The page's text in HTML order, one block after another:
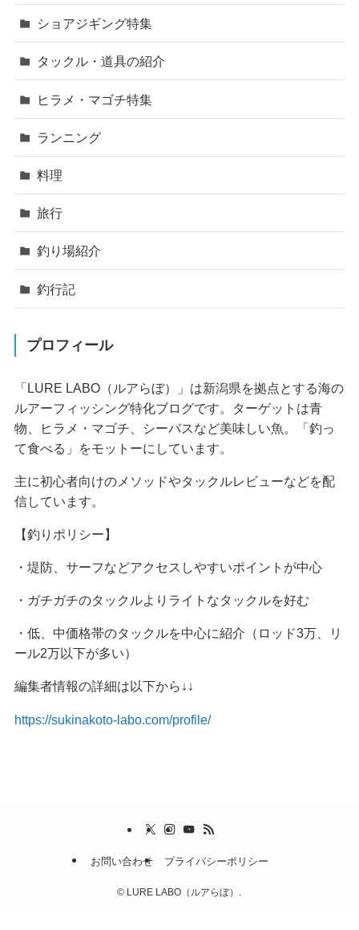
ショアジギング特集
タックル・道具の紹介
ヒラメ・マゴチ特集
ランニング
料理
旅行
釣り場紹介
釣行記
プロフィール
「LURE LABO（ルアらぼ）」は新潟県を拠点とする海の
ルアーフィッシング特化ブログです。ターゲットは青
物、ヒラメ・マゴチ、シーバスなど美味しい魚。「釣っ
て食べる」をモットーにしています。
主に初心者向けのメソッドやタックルレビューなどを配
信しています。
【釣りポリシー】
・堤防、サーフなどアクセスしやすいポイントが中心
・ガチガチのタックルよりライトなタックルを好む
・低、中価格帯のタックルを中心に紹介（ロッド3万、リ
ール2万以下が多い）
編集者情報の詳細は以下から↓↓
https://sukinakoto-labo.com/profile/
お問い合わせ プライバシーポリシー
© LURE LABO（ルアらぼ）.